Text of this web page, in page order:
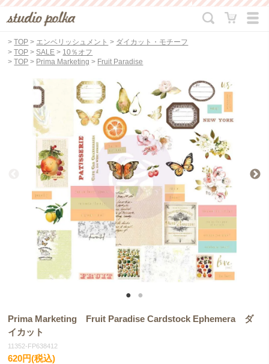
>TOP > エンベリッシュメント > ダイカット・モチーフ
>TOP > SALE > 10％オフ
>TOP > Prima Marketing > Fruit Paradise
Prima Marketing Fruit Paradise Cardstock Ephemera ダ
イカット
11352-FP638412
620円(税込)